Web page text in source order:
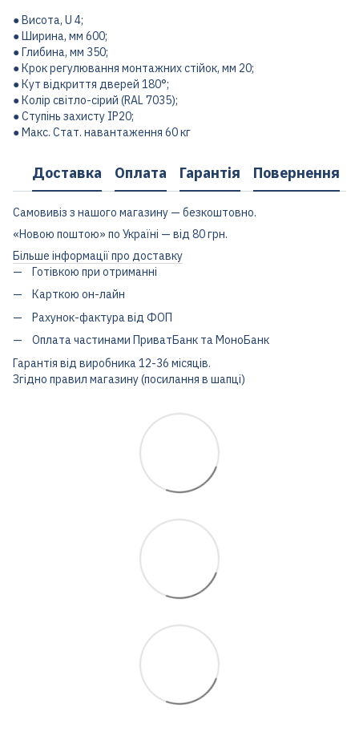
● Висота, U 4;
● Ширина, мм 600;
● Глибина, мм 350;
● Крок регулювання монтажних стійок, мм 20;
● Кут відкриття дверей 180°;
● Колір світло-сірий (RAL 7035);
● Ступінь захисту IP20;
● Макс. Стат. навантаження 60 кг
Доставка Оплата Гарантія Повернення
Самовивіз з нашого магазину — безкоштовно.
«Новою поштою» по Україні — від 80 грн.
Більше інформації про доставку
Готівкою при отриманні
Карткою он-лайн
Рахунок-фактура від ФОП
Оплата частинами ПриватБанк та МоноБанк
Гарантія від виробника 12-36 місяців.
Згідно правил магазину (посилання в шапці)